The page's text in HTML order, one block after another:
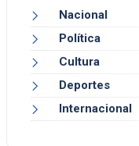
Nacional
Política
Cultura
Deportes
Internacional